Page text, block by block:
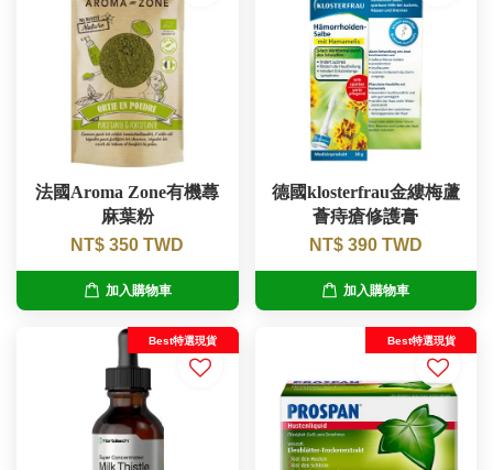
法國Aroma Zone有機蕁
麻葉粉
NT$ 350 TWD
加入購物車
德國klosterfrau金縷梅蘆
薈痔瘡修護膏
NT$ 390 TWD
加入購物車
Best特選現貨 Best特選現貨